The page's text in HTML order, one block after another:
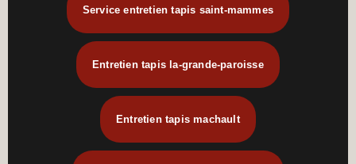
Service entretien tapis saint-mammes
Entretien tapis la-grande-paroisse
Entretien tapis machault